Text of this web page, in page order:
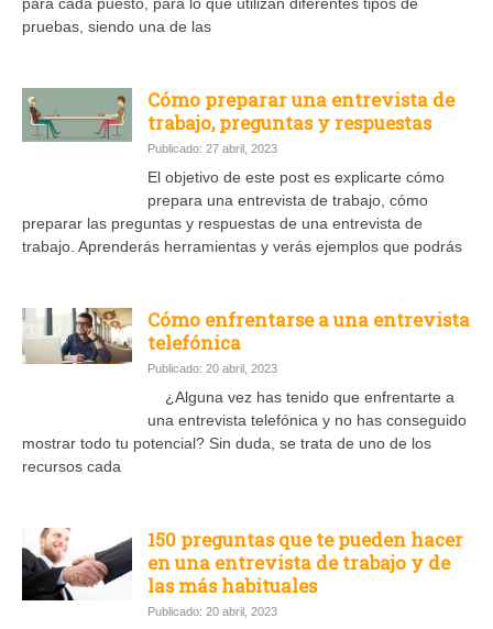
pruebas, siendo una de las
Cómo preparar una entrevista de
trabajo, preguntas y respuestas
Publicado: 27 abril, 2023
El objetivo de este post es explicarte cómo
prepara una entrevista de trabajo, cómo
preparar las preguntas y respuestas de una entrevista de
trabajo. Aprenderás herramientas y verás ejemplos que podrás
Cómo enfrentarse a una entrevista
telefónica
Publicado: 20 abril, 2023
¿Alguna vez has tenido que enfrentarte a
una entrevista telefónica y no has conseguido
mostrar todo tu potencial? Sin duda, se trata de uno de los
recursos cada
150 preguntas que te pueden hacer
en una entrevista de trabajo y de
las más habituales
Publicado: 20 abril, 2023